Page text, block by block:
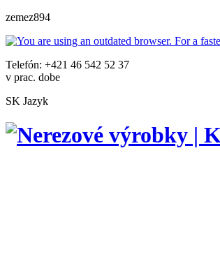
zemez894
Telefón: +421 46 542 52 37
v prac. dobe
SK Jazyk